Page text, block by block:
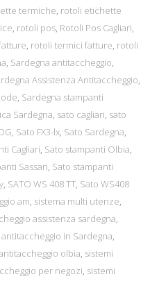
termiche, rotoli etichette
, rotoli pos, Rotoli Pos Cagliari,
, rotoli termici fatture, rotoli
, Sardegna antitaccheggio,
Assistenza Antitaccheggio,
, Sardegna stampanti
Sardegna, sato cagliari, sato
, Sato FX3-lx, Sato Sardegna,
Cagliari, Sato stampanti Olbia,
Sassari, Sato stampanti
, SATO WS 408 TT, Sato WS408
am, sistema multi utenze,
assistenza sardegna,
in Sardegna,
olbia, sistemi
per negozi, sistemi